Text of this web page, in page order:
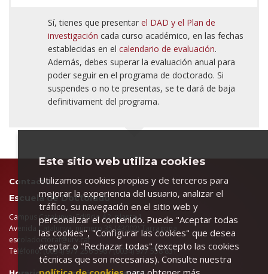
Sí, tienes que presentar el DAD y el Plan de
investigación cada curso académico, en las fechas
establecidas en el calendario de evaluación.
Además, debes superar la evaluación anual para
poder seguir en el programa de doctorado. Si
suspendes o no te presentas, se te dará de baja
definitivament del programa.
Contacto
Escuela de Doctorado
Campus Catalunya. Edificio A2, planta 1
Avenida Catalunya, número 35 (43002) Tarragona
escoladoctorat@urv.cat
Teléfono: (0034) 977 256 596 / (0034) 977 558 831
Este sitio web utiliza cookies
Utilizamos cookies propias y de terceros para
mejorar la experiencia del usuario, analizar el
tráfico, su navegación en el sitio web y
personalizar el contenido. Puede "Aceptar todas
las cookies", "Configurar las cookies" que desea
aceptar o "Rechazar todas" (excepto las cookies
técnicas que son necesarias). Consulte nuestra